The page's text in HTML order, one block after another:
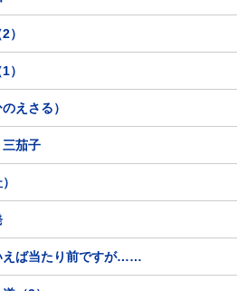
）
）
えさる）
茄子
ば当たり前ですが……